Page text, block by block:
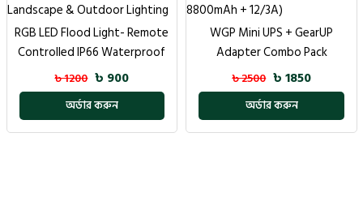
RGB LED Flood Light- Remote
Controlled IP66 Waterproof
Landscape & Outdoor Lighting
৳ 1200 ৳ 900
অর্ডার করুন
WGP Mini UPS + GearUP
Adapter Combo Pack
(5/9/12V- 8800mAh + 12/3A)
৳ 2500 ৳ 1850
অর্ডার করুন